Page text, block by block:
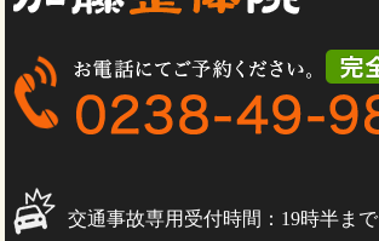
交通事故専用受付時間：19時半まで